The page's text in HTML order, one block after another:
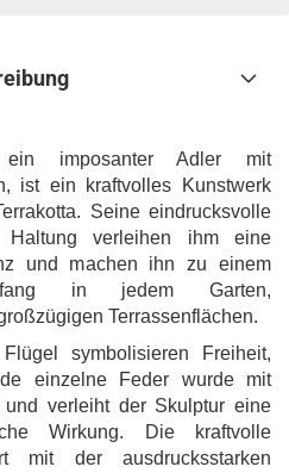
imposanter Adler mit
ist ein kraftvolles Kunstwerk
Seine eindrucksvolle
Haltung verleihen ihm eine
und machen ihn zu einem
in jedem Garten,
Terrassenflächen.
symbolisieren Freiheit,
einzelne Feder wurde mit
verleiht der Skulptur eine
Wirkung. Die kraftvolle
mit der ausdrucksstarken